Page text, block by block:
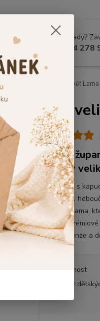
Nevíte si rady?
+420 604 278
Dívčí župan Dětský svět
červený
Dětský
červený
Dívčí župan s
příjemného,
materiálu Lama,
župany v
skvělé recenze a
Dostupnost
Velikost